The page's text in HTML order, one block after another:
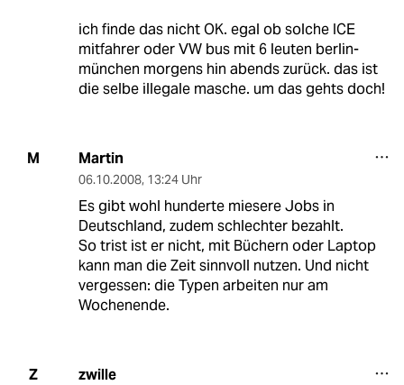
ich finde das nicht OK. egal ob solche ICE
mitfahrer oder VW bus mit 6 leuten berlin-
münchen morgens hin abends zurück. das ist
die selbe illegale masche. um das gehts doch!
M Martin
06.10.2008, 13:24 Uhr
Es gibt wohl hunderte miesere Jobs in
Deutschland, zudem schlechter bezahlt.
So trist ist er nicht, mit Büchern oder Laptop
kann man die Zeit sinnvoll nutzen. Und nicht
vergessen: die Typen arbeiten nur am
Wochenende.
Z zwille